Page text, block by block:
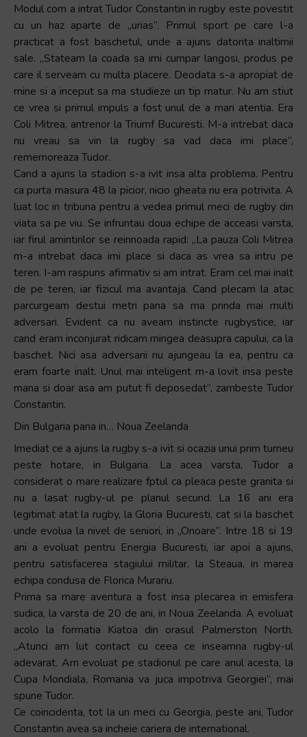
activates
the
screen
reader
help
you
navigate
and
interact
with
the
content.
Modul com a intrat Tudor Constantin in rugby este povestit
cu un haz aparte de „urias”. Primul sport pe care l-a
practicat a fost baschetul, unde a ajuns datorita inaltimii
sale. „Stateam la coada sa imi cumpar langosi, produs pe
care il serveam cu multa placere. Deodata s-a apropiat de
mine si a inceput sa ma studieze un tip matur. Nu am stiut
ce vrea si primul impuls a fost unul de a mari atentia. Era
Coli Mitrea, antrenor la Triumf Bucuresti. M-a intrebat daca
nu vreau sa vin la rugby sa vad daca imi place”,
rememoreaza Tudor.
Cand a ajuns la stadion s-a ivit insa alta problema. Pentru
ca purta masura 48 la picior, nicio gheata nu era potrivita. A
luat loc in tribuna pentru a vedea primul meci de rugby din
viata sa pe viu. Se infruntau doua echipe de acceasi varsta,
iar firul amintirilor se reinnoada rapid: „La pauza Coli Mitrea
m-a intrebat daca imi place si daca as vrea sa intru pe
teren. I-am raspuns afirmativ si am intrat. Eram cel mai inalt
de pe teren, iar fizicul ma avantaja. Cand plecam la atac
parcurgeam destui metri pana sa ma prinda mai multi
adversari. Evident ca nu aveam instincte rugbystice, iar
cand eram inconjurat ridicam mingea deasupra capului, ca la
baschet. Nici asa adversarii nu ajungeau la ea, pentru ca
eram foarte inalt. Unul mai inteligent m-a lovit insa peste
mana si doar asa am putut fi deposedat”, zambeste Tudor
Constantin.
Din Bulgaria pana in… Noua Zeelanda
Imediat ce a ajuns la rugby s-a ivit si ocazia unui prim turneu
peste hotare, in Bulgaria. La acea varsta, Tudor a
considerat o mare realizare fptul ca pleaca peste granita si
nu a lasat rugby-ul pe planul secund. La 16 ani era
legitimat atat la rugby, la Gloria Bucuresti, cat si la baschet
unde evolua la nivel de seniori, in „Onoare”. Intre 18 si 19
ani a evoluat pentru Energia Bucuresti, iar apoi a ajuns,
pentru satisfacerea stagiului militar, la Steaua, in marea
echipa condusa de Florica Murariu.
Prima sa mare aventura a fost insa plecarea in emisfera
sudica, la varsta de 20 de ani, in Noua Zeelanda. A evoluat
acolo la formatia Kiatoa din orasul Palmerston North.
„Atunci am lut contact cu ceea ce inseamna rugby-ul
adevarat. Am evoluat pe stadionul pe care anul acesta, la
Cupa Mondiala, Romania va juca impotriva Georgiei”, mai
spune Tudor.
Ce coincidenta, tot la un meci cu Georgia, peste ani, Tudor
Constantin avea sa incheie cariera de international.